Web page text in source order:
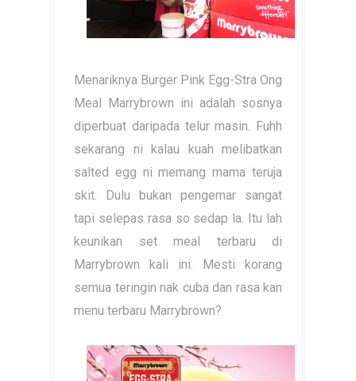
Menariknya Burger Pink Egg-Stra Ong
Meal Marrybrown ini adalah sosnya
diperbuat daripada telur masin. Fuhh
sekarang ni kalau kuah melibatkan
salted egg ni memang mama teruja
skit. Dulu bukan pengemar sangat
tapi selepas rasa so sedap la. Itu lah
keunikan set meal terbaru di
Marrybrown kali ini. Mesti korang
semua teringin nak cuba dan rasa kan
menu terbaru Marrybrown?